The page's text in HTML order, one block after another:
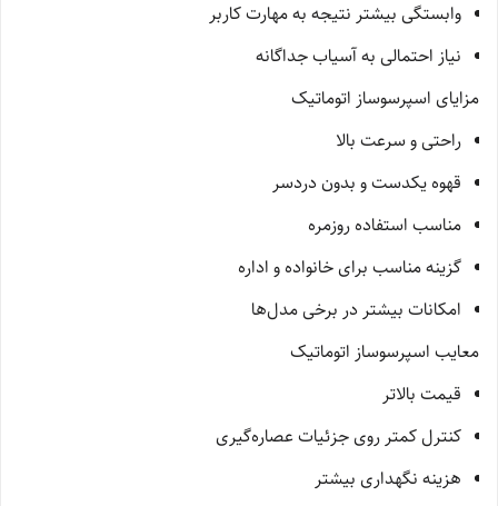
وابستگی بیشتر نتیجه به مهارت کاربر
نیاز احتمالی به آسیاب جداگانه
مزایای اسپرسوساز اتوماتیک
راحتی و سرعت بالا
قهوه یکدست و بدون دردسر
مناسب استفاده روزمره
گزینه مناسب برای خانواده و اداره
امکانات بیشتر در برخی مدل‌ها
معایب اسپرسوساز اتوماتیک
قیمت بالاتر
کنترل کمتر روی جزئیات عصاره‌گیری
هزینه نگهداری بیشتر